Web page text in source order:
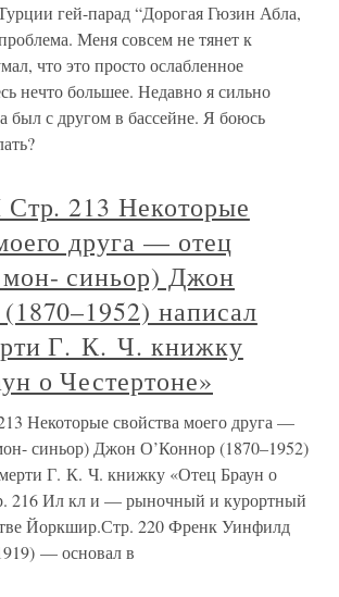
гей-парад “Дорогая Гюзин Абла,
Меня совсем не тянет к
что это просто ослабленное
нечто большее. Недавно я сильно
был с другом в бассейне. Я боюсь
213 Некоторые
друга — отец
синьор) Джон
написал
Г. К. Ч. книжку
о Честертоне»
Некоторые свойства моего друга —
синьор) Джон О’Коннор (1870–1952)
Г. К. Ч. книжку «Отец Браун о
216 Ил кл и — рыночный и курортный
Йоркшир.Стр. 220 Френк Уинфилд
— основал в